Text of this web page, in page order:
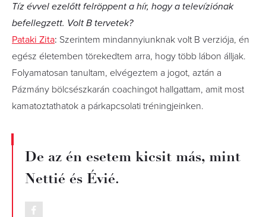
Tíz évvel ezelőtt felröppent a hír, hogy a televíziónak
befellegzett. Volt B tervetek?
Pataki Zita: Szerintem mindannyiunknak volt B verziója, én
egész életemben törekedtem arra, hogy több lábon álljak.
Folyamatosan tanultam, elvégeztem a jogot, aztán a
Pázmány bölcsészkarán coachingot hallgattam, amit most
kamatoztathatok a párkapcsolati tréningjein­ken.
De az én esetem kicsit más, mint
Nettié és Évié.